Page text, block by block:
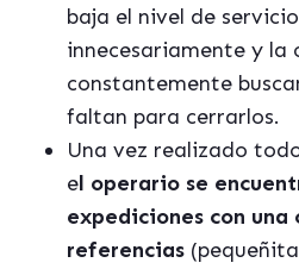
baja el nivel de
innecesariamente y la
constantemente
faltan para cerrarlos.
Una vez realizado
el operario se
expediciones con
referencias